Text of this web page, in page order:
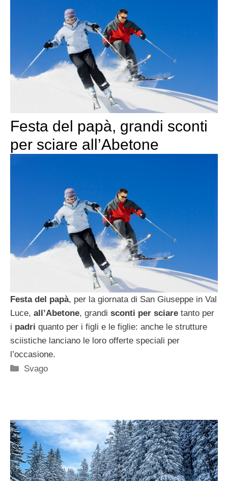
Festa del papà, grandi sconti
per sciare all’Abetone
Festa del papà, per la giornata di San Giuseppe in Val
Luce, all’Abetone, grandi sconti per sciare tanto per
i padri quanto per i figli e le figlie: anche le strutture
sciistiche lanciano le loro offerte speciali per
l’occasione.
Categorie
Svago